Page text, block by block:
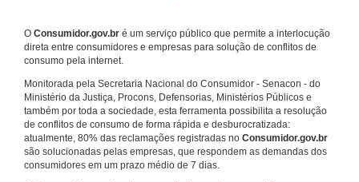
O Consumidor.gov.br é um serviço público que permite a interlocução
direta entre consumidores e empresas para solução de conflitos de
consumo pela internet.
Monitorada pela Secretaria Nacional do Consumidor - Senacon - do
Ministério da Justiça, Procons, Defensorias, Ministérios Públicos e
também por toda a sociedade, esta ferramenta possibilita a resolução
de conflitos de consumo de forma rápida e desburocratizada:
atualmente, 80% das reclamações registradas no Consumidor.gov.br
são solucionadas pelas empresas, que respondem as demandas dos
consumidores em um prazo médio de 7 dias.